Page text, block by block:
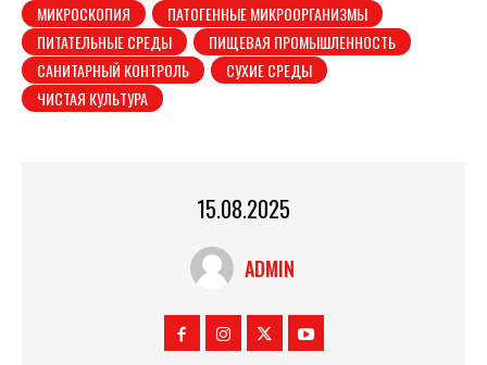
МИКРОСКОПИЯ
ПАТОГЕННЫЕ МИКРООРГАНИЗМЫ
ПИТАТЕЛЬНЫЕ СРЕДЫ
ПИЩЕВАЯ ПРОМЫШЛЕННОСТЬ
САНИТАРНЫЙ КОНТРОЛЬ
СУХИЕ СРЕДЫ
ЧИСТАЯ КУЛЬТУРА
15.08.2025
ADMIN